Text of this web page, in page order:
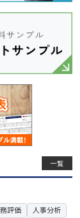
一覧
評価
人事分析